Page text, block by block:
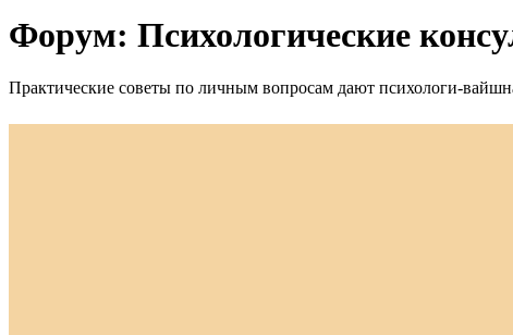
Форум: Психологические
Практические советы по личным вопросам дают психологи-